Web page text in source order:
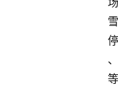
雪
停
、
等